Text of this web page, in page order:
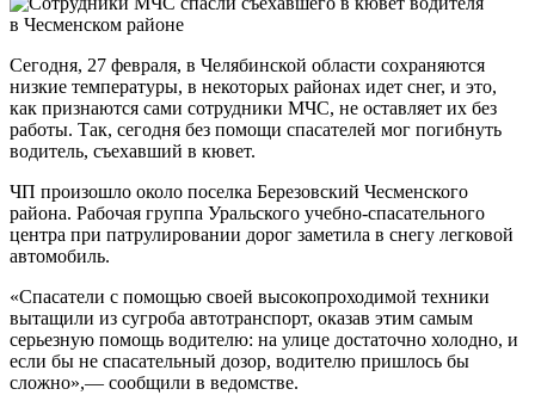
Сегодня, 27 февраля, в Челябинской области сохраняются
низкие температуры, в некоторых районах идет снег, и это,
как признаются сами сотрудники МЧС, не оставляет их без
работы. Так, сегодня без помощи спасателей мог погибнуть
водитель, съехавший в кювет.
ЧП произошло около поселка Березовский Чесменского
района. Рабочая группа Уральского учебно-спасательного
центра при патрулировании дорог заметила в снегу легковой
автомобиль.
«Спасатели с помощью своей высокопроходимой техники
вытащили из сугроба автотранспорт, оказав этим самым
серьезную помощь водителю: на улице достаточно холодно, и
если бы не спасательный дозор, водителю пришлось бы
сложно»,— сообщили в ведомстве.